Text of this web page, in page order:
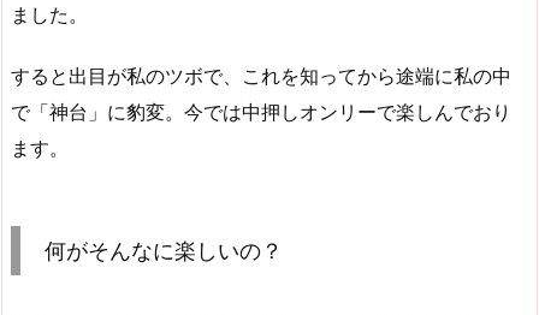
ました。
すると出目が私のツボで、これを知ってから途端に私の中
で「神台」に豹変。今では中押しオンリーで楽しんでおり
ます。
何がそんなに楽しいの？